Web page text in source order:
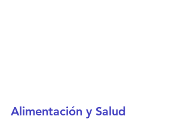
Alimentación y Salud